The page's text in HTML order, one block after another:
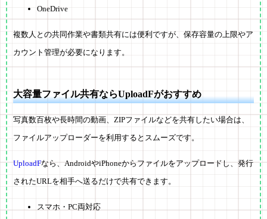
OneDrive
複数人との共同作業や書類共有には便利ですが、保存容量の上限やア
カウント管理が必要になります。
大容量ファイル共有ならUploadFがおすすめ
写真数百枚や長時間の動画、ZIPファイルなどを共有したい場合は、
ファイルアップローダーを利用するとスムーズです。
UploadFなら、AndroidやiPhoneからファイルをアップロードし、発行
されたURLを相手へ送るだけで共有できます。
スマホ・PC両対応